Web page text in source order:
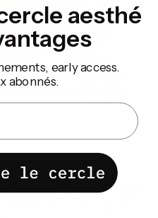
tatouage
appelé maquillage
séduit de plus en plus
pour cause, cette technique
aesthé
early access.
abonnés.